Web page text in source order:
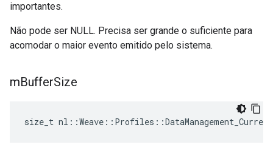
importantes.
Não pode ser NULL. Precisa ser grande o suficiente para
acomodar o maior evento emitido pelo sistema.
mBufferSize
size_t